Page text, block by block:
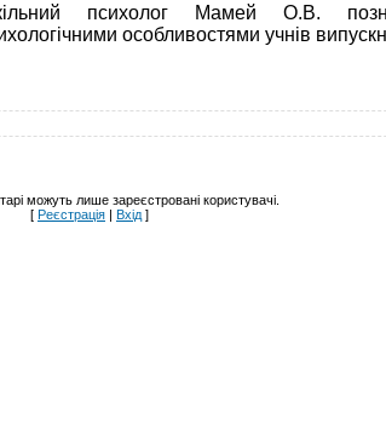
психолог Мамей О.В.
особливостями учнів
можуть лише зареєстровані користувачі.
[ Реєстрація | Вхід ]